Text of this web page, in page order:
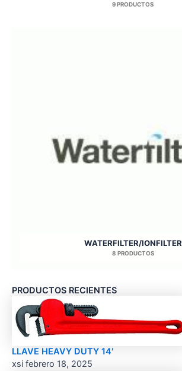
9 PRODUCTOS
WATERFILTER/IONFILTER
8 PRODUCTOS
PRODUCTOS RECIENTES
LLAVE HEAVY DUTY 14′
xsi febrero 18, 2025